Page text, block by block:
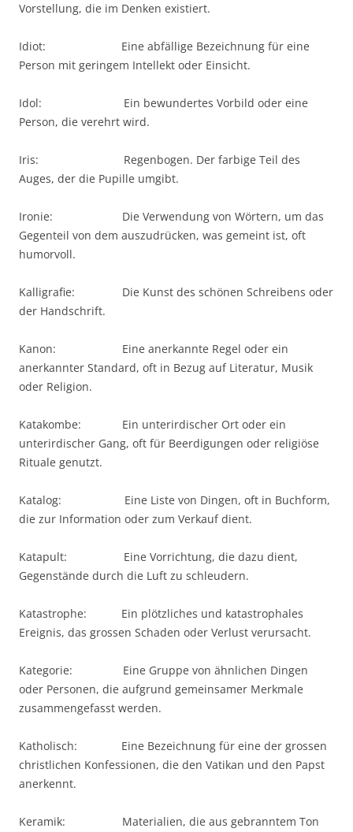
Vorstellung, die im Denken existiert.
Idiot: Eine abfällige Bezeichnung für eine
Person mit geringem Intellekt oder Einsicht.
Idol: Ein bewundertes Vorbild oder eine
Person, die verehrt wird.
Iris: Regenbogen. Der farbige Teil des
Auges, der die Pupille umgibt.
Ironie: Die Verwendung von Wörtern, um das
Gegenteil von dem auszudrücken, was gemeint ist, oft
humorvoll.
Kalligrafie: Die Kunst des schönen Schreibens oder
der Handschrift.
Kanon: Eine anerkannte Regel oder ein
anerkannter Standard, oft in Bezug auf Literatur, Musik
oder Religion.
Katakombe: Ein unterirdischer Ort oder ein
unterirdischer Gang, oft für Beerdigungen oder religiöse
Rituale genutzt.
Katalog: Eine Liste von Dingen, oft in Buchform,
die zur Information oder zum Verkauf dient.
Katapult: Eine Vorrichtung, die dazu dient,
Gegenstände durch die Luft zu schleudern.
Katastrophe: Ein plötzliches und katastrophales
Ereignis, das grossen Schaden oder Verlust verursacht.
Kategorie: Eine Gruppe von ähnlichen Dingen
oder Personen, die aufgrund gemeinsamer Merkmale
zusammengefasst werden.
Katholisch: Eine Bezeichnung für eine der grossen
christlichen Konfessionen, die den Vatikan und den Papst
anerkennt.
Keramik: Materialien, die aus gebranntem Ton